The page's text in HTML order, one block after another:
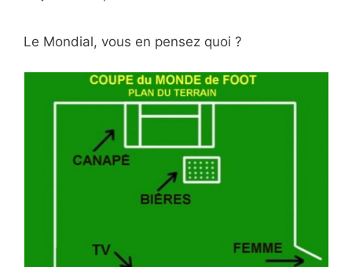
Le Mondial, vous en pensez quoi ?